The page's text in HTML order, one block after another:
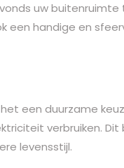
uw buitenruimte
een handige en
een duurzame
verbruiken.
levensstijl.